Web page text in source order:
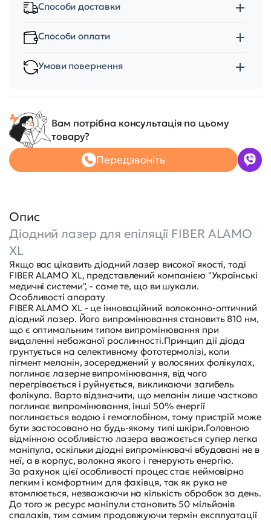
Способи доставки
Способи оплати
Умови повернення
Вам потрібна консультація по цьому
товару?
Передзвоніть
Опис
Діодний лазер для епіляції FIBER ALAMO
XL
Якщо вас цікавить діодний лазер високої якості, тоді
FIBER ALAMO XL, представлений компанією "Українські
медичні системи", - саме те, що ви шукали.
Особливості апарату
FIBER ALAMO XL - це інноваційний волоконно-оптичний
діодний лазер. Його випромінювання становить 810 нм,
що є оптимальним типом випромінювання при
видаленні небажаної рослинності.Принцип дії діода
грунтується на селективному фототермолізі, коли
пігмент меланін, зосереджений у волосяних фолікулах,
поглинає лазерне випромінювання, від чого
перегрівається і руйнується, викликаючи загибель
фолікула. Варто відзначити, що меланін лише частково
поглинає випромінювання, інші 50% енергії
поглинається водою і гемоглобіном, тому пристрій може
бути застосовано на будь-якому типі шкіри.Головною
відмінною особливістю лазера вважається супер легка
маніпула, оскільки діодні випромінювачі вбудовані не в
неї, а в корпус, волокна якого і генерують енергію.
За рахунок цієї особливості процес стає неймовірно
легким і комфортним для фахівця, так як рука не
втомлюється, незважаючи на кількість обробок за день.
До того ж ресурс маніпули становить 50 мільйонів
спалахів, тим самим продовжуючи термін експлуатації